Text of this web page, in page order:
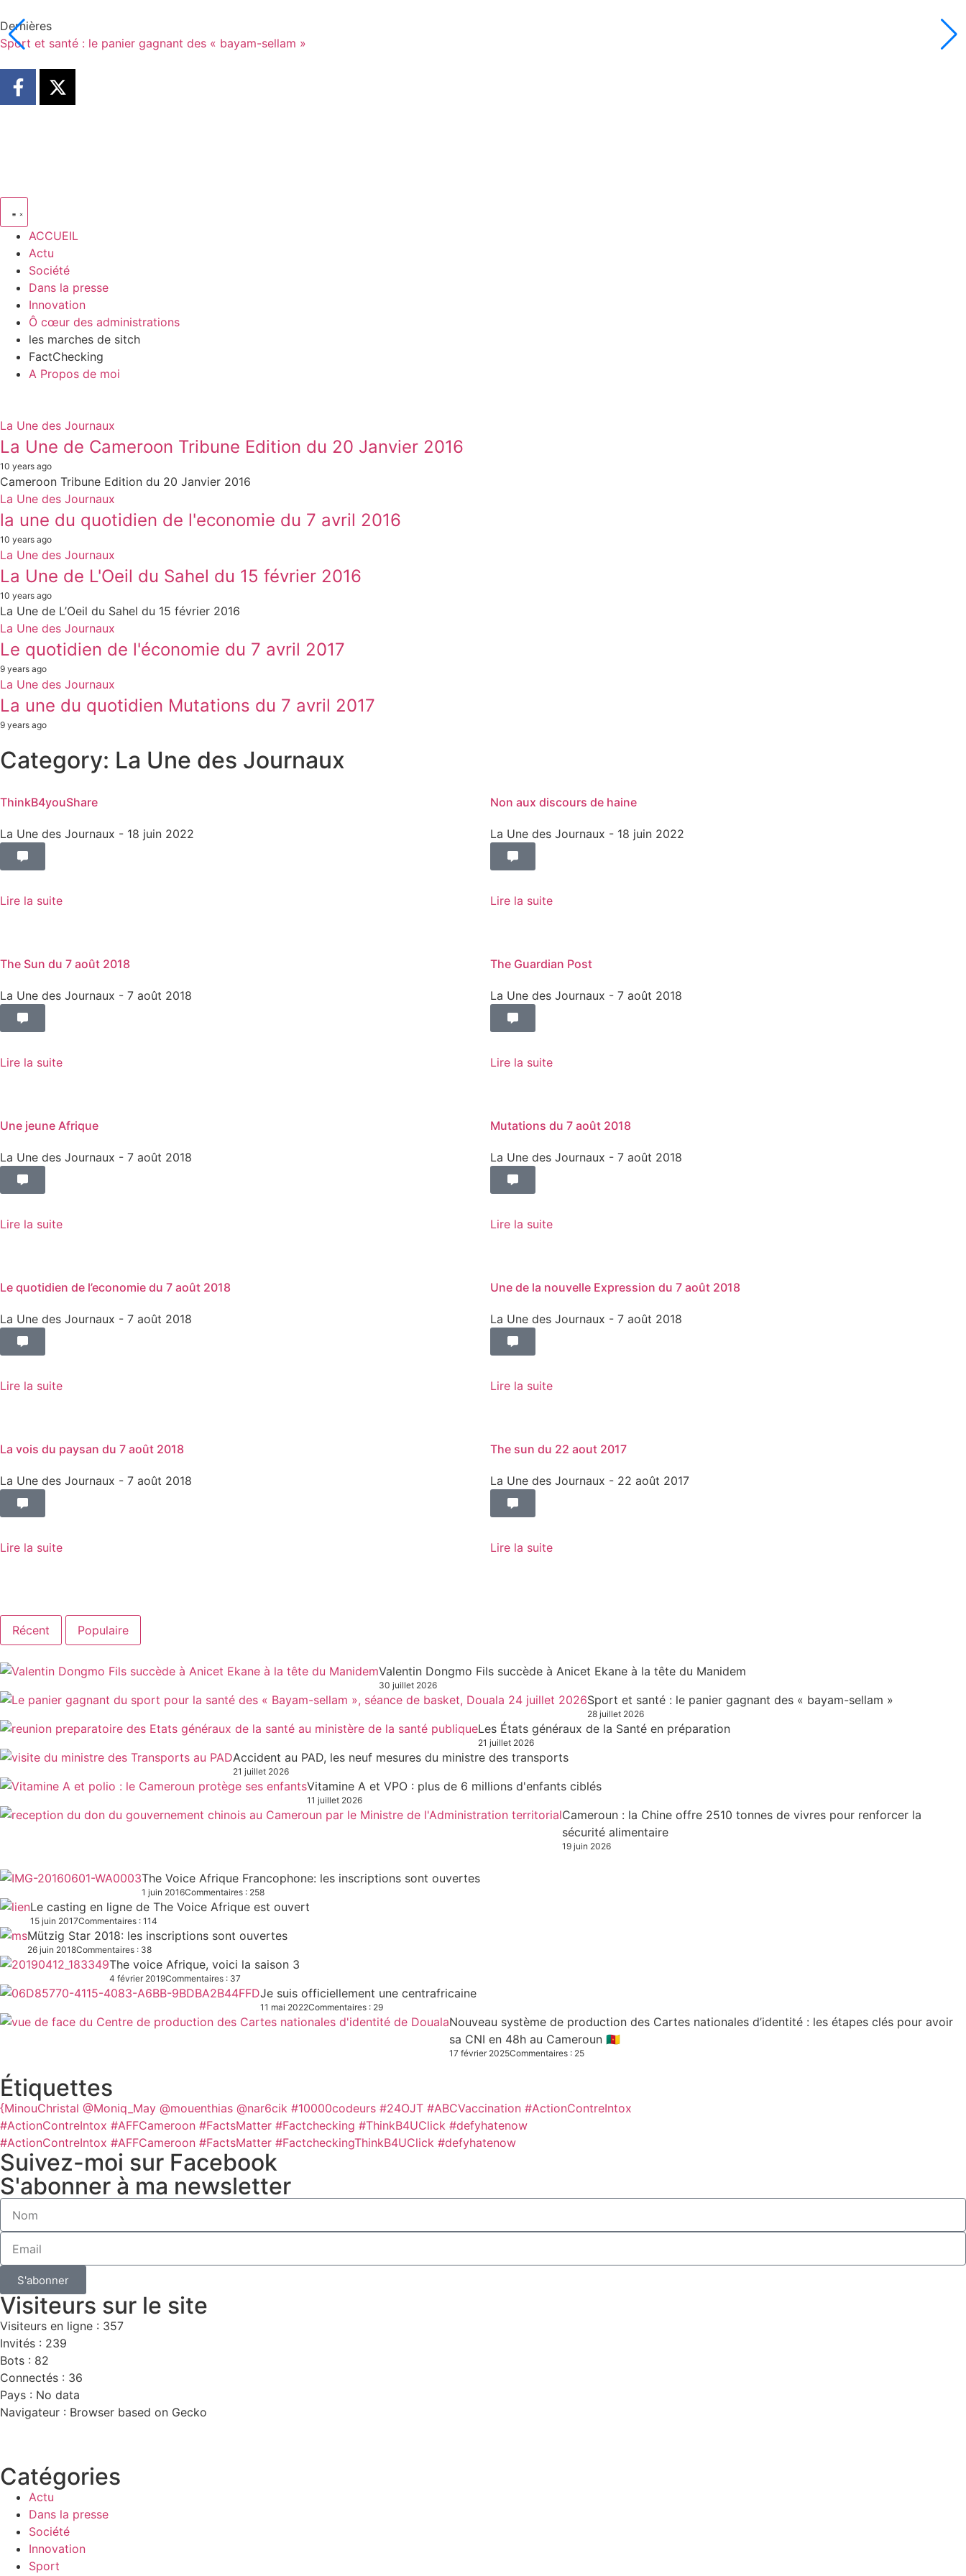
Dernières
Sport et santé : le panier gagnant des « bayam-sellam »
ACCUEIL
Actu
Société
Dans la presse
Innovation
Ô cœur des administrations
les marches de sitch
FactChecking
A Propos de moi
La Une des Journaux
La Une de Cameroon Tribune Edition du 20 Janvier 2016
10 years ago
Cameroon Tribune Edition du 20 Janvier 2016
La Une des Journaux
la une du quotidien de l'economie du 7 avril 2016
10 years ago
La Une des Journaux
La Une de L'Oeil du Sahel du 15 février 2016
10 years ago
La Une de L’Oeil du Sahel du 15 février 2016
La Une des Journaux
Le quotidien de l'économie du 7 avril 2017
9 years ago
La Une des Journaux
La une du quotidien Mutations du 7 avril 2017
9 years ago
Category: La Une des Journaux
ThinkB4youShare
La Une des Journaux - 18 juin 2022
Lire la suite
Non aux discours de haine
La Une des Journaux - 18 juin 2022
Lire la suite
The Sun du 7 août 2018
La Une des Journaux - 7 août 2018
Lire la suite
The Guardian Post
La Une des Journaux - 7 août 2018
Lire la suite
Une jeune Afrique
La Une des Journaux - 7 août 2018
Lire la suite
Mutations du 7 août 2018
La Une des Journaux - 7 août 2018
Lire la suite
Le quotidien de l’economie du 7 août 2018
La Une des Journaux - 7 août 2018
Lire la suite
Une de la nouvelle Expression du 7 août 2018
La Une des Journaux - 7 août 2018
Lire la suite
La vois du paysan du 7 août 2018
La Une des Journaux - 7 août 2018
Lire la suite
The sun du 22 aout 2017
La Une des Journaux - 22 août 2017
Lire la suite
Récent Populaire
Valentin Dongmo Fils succède à Anicet Ekane à la tête du Manidem
30 juillet 2026
Sport et santé : le panier gagnant des « bayam-sellam »
28 juillet 2026
Les États généraux de la Santé en préparation
21 juillet 2026
Accident au PAD, les neuf mesures du ministre des transports
21 juillet 2026
Vitamine A et VPO : plus de 6 millions d'enfants ciblés
11 juillet 2026
Cameroun : la Chine offre 2510 tonnes de vivres pour renforcer la
sécurité alimentaire
19 juin 2026
The Voice Afrique Francophone: les inscriptions sont ouvertes
1 juin 2016Commentaires : 258
Le casting en ligne de The Voice Afrique est ouvert
15 juin 2017Commentaires : 114
Mützig Star 2018: les inscriptions sont ouvertes
26 juin 2018Commentaires : 38
The voice Afrique, voici la saison 3
4 février 2019Commentaires : 37
Je suis officiellement une centrafricaine
11 mai 2022Commentaires : 29
Nouveau système de production des Cartes nationales d’identité : les étapes clés pour avoir
sa CNI en 48h au Cameroun 🇨🇲
17 février 2025Commentaires : 25
Étiquettes
{MinouChristal @Moniq_May @mouenthias @nar6cik #10000codeurs #24OJT #ABCVaccination #ActionContreIntox
#ActionContreIntox #AFFCameroon #FactsMatter #Factchecking #ThinkB4UClick #defyhatenow
#ActionContreIntox #AFFCameroon #FactsMatter #FactcheckingThinkB4UClick #defyhatenow
Suivez-moi sur Facebook
S'abonner à ma newsletter
S'abonner
Visiteurs sur le site
Visiteurs en ligne : 357
Invités : 239
Bots : 82
Connectés : 36
Pays : No data
Navigateur : Browser based on Gecko
Catégories
Actu
Dans la presse
Société
Innovation
Sport